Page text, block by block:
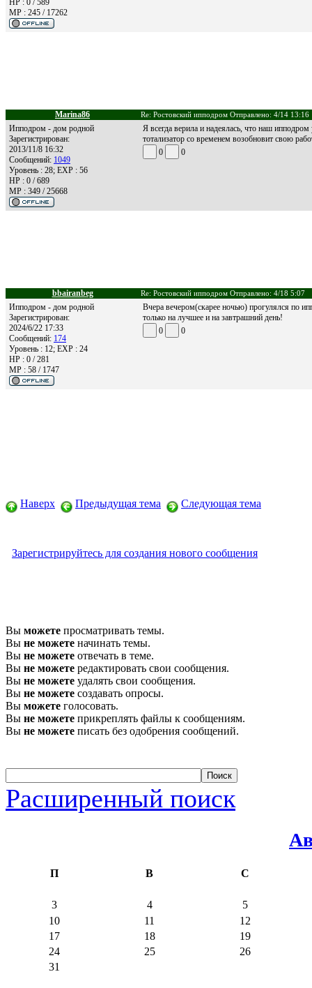
MP : 245 / 17262
Marina86 Re: Ростовский ипподром Отправлено: 4/14 13:16
Ипподром - дом родной
Зарегистрирован:
2013/11/8 16:32
Сообщений: 1049
Уровень : 28; EXP : 56
HP : 0 / 689
MP : 349 / 25668
Я всегда верила и надеялась, что наш
тотализатор со временем возобновит свою
0
0
bbairanbeg Re: Ростовский ипподром Отправлено: 4/18 5:07
Ипподром - дом родной
Зарегистрирован:
2024/6/22 17:33
Сообщений: 174
Уровень : 12; EXP : 24
HP : 0 / 281
MP : 58 / 1747
Вчера вечером(скарее ночью) прогулялся по
только на лучшее и на завтрашний день!
0
0
Наверх Предыдущая тема Следующая тема
Зарегистрируйтесь для создания нового сообщения
Вы можете просматривать темы.
Вы не можете начинать темы.
Вы не можете отвечать в теме.
Вы не можете редактировать свои сообщения.
Вы не можете удалять свои сообщения.
Вы не можете создавать опросы.
Вы можете голосовать.
Вы не можете прикреплять файлы к сообщениям.
Вы не можете писать без одобрения сообщений.
Расширенный поиск
П В С
3 4
5
10
11
12
17
18
19
24
25
26
31